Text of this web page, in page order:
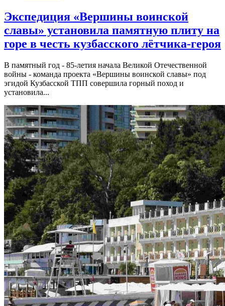
Экспедиция «Вершины воинской
славы» установила памятную плиту на
горе в честь кузбасского лётчика-героя
В памятный год - 85-летия начала Великой Отечественной
войны - команда проекта «Вершины воинской славы» под
эгидой Кузбасской ТПП совершила горный поход и
установила...